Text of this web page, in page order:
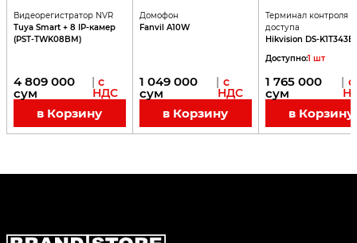
Видеорегистратор NVR
Tuya Smart + 8 IP-камер
(PST-TWK08BM)
4 809 000
сум
| с
НДС
в Корзину
Домофон
Fanvil A10W
1 049 000
сум
| с
НДС
в Корзину
Терминал контроля
доступа
Hikvision DS-
Доступно:1 шт
1 765 000
сум
| с
в Корзину